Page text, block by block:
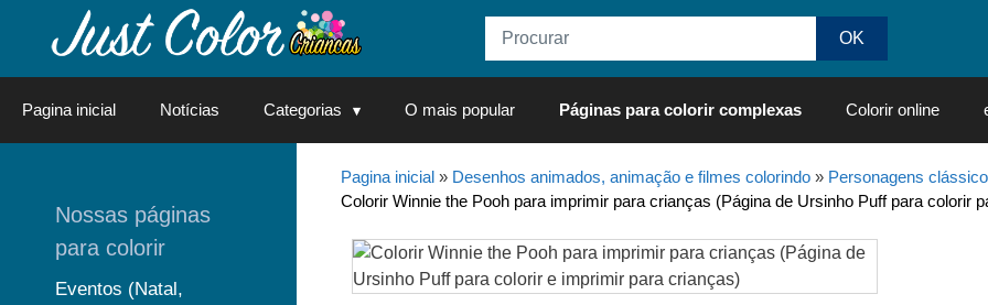
Pagina inicial Notícias Categorias O mais popular Páginas para colorir complexas Colorir online
Pagina inicial» Desenhos animados, animação e filmes colorindo» Personagens
Colorir Winnie the Pooh para imprimir para crianças (Página de Ursinho Puff para colorir
Nossas páginas
para colorir
Eventos (Natal,